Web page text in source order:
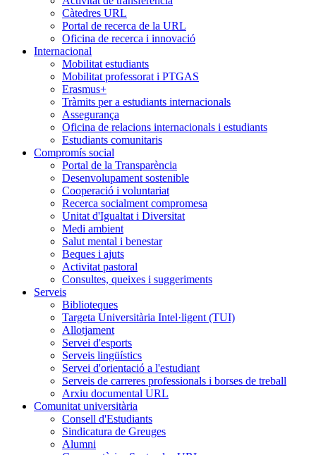
Càtedres URL
Portal de recerca de la URL
Oficina de recerca i innovació
Internacional
Mobilitat estudiants
Mobilitat professorat i PTGAS
Erasmus+
Tràmits per a estudiants internacionals
Assegurança
Oficina de relacions internacionals i estudiants
Estudiants comunitaris
Compromís social
Portal de la Transparència
Desenvolupament sostenible
Cooperació i voluntariat
Recerca socialment compromesa
Unitat d'Igualtat i Diversitat
Medi ambient
Salut mental i benestar
Beques i ajuts
Activitat pastoral
Consultes, queixes i suggeriments
Serveis
Biblioteques
Targeta Universitària Intel·ligent (TUI)
Allotjament
Servei d'esports
Serveis lingüístics
Servei d'orientació a l'estudiant
Serveis de carreres professionals i borses de treball
Arxiu documental URL
Comunitat universitària
Consell d'Estudiants
Sindicatura de Greuges
Alumni